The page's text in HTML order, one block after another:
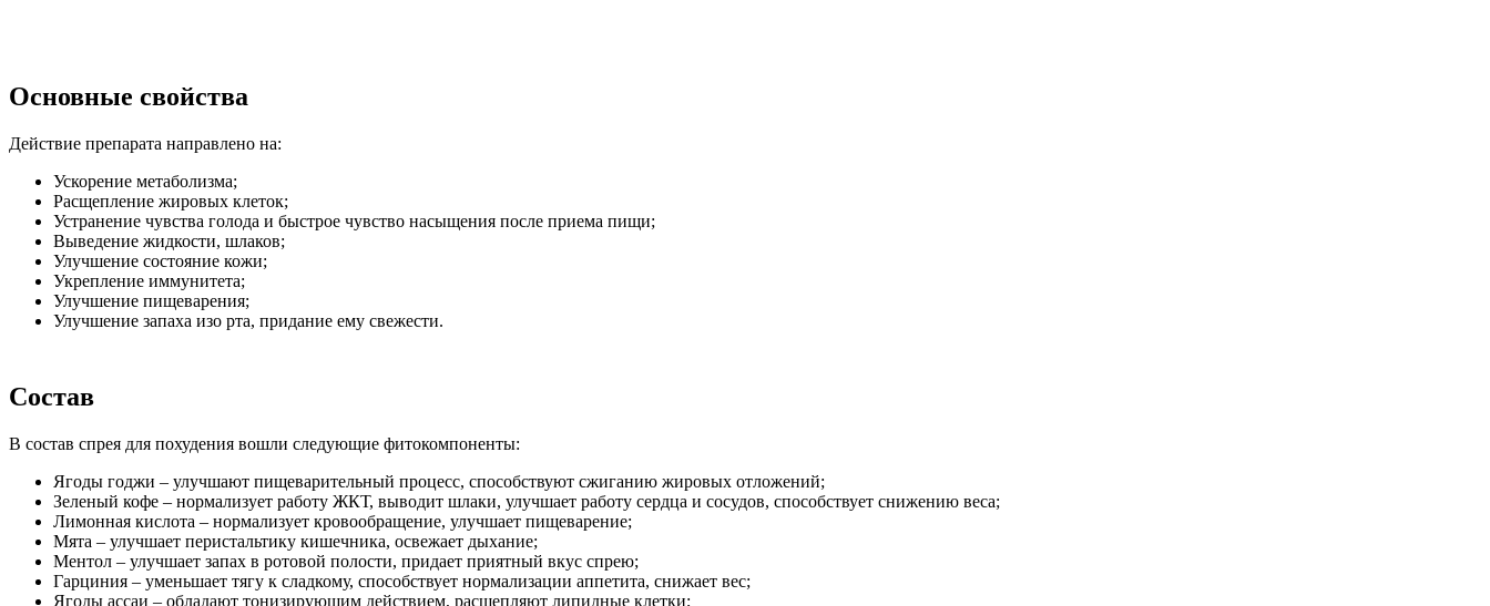
Основные свойства
Действие препарата направлено на:
Ускорение метаболизма;
Расщепление жировых клеток;
Устранение чувства голода и быстрое чувство насыщения после приема пищи;
Выведение жидкости, шлаков;
Улучшение состояние кожи;
Укрепление иммунитета;
Улучшение пищеварения;
Улучшение запаха изо рта, придание ему свежести.
Состав
В состав спрея для похудения вошли следующие фитокомпоненты:
Ягоды годжи – улучшают пищеварительный процесс, способствуют сжиганию жировых отложений;
Зеленый кофе – нормализует работу ЖКТ, выводит шлаки, улучшает работу сердца и сосудов, способствует снижению веса;
Лимонная кислота – нормализует кровообращение, улучшает пищеварение;
Мята – улучшает перистальтику кишечника, освежает дыхание;
Ментол – улучшает запах в ротовой полости, придает приятный вкус спрею;
Гарциния – уменьшает тягу к сладкому, способствует нормализации аппетита, снижает вес;
Ягоды ассаи – обладают тонизирующим действием, расщепляют липидные клетки;